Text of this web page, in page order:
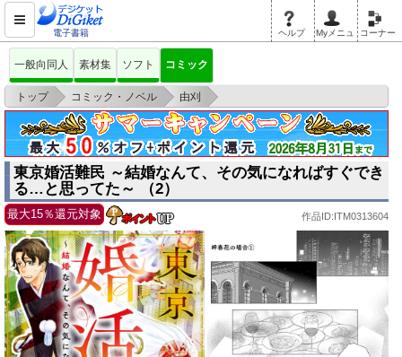
電子書籍 ヘルプ Myメニュ コーナー
一般向同人 素材集 ソフト コミック
トップ > コミック・ノベル > 由刈
>
東京婚活難民 ～結婚なんて、その気になればすぐできる…と思ってた～
（2）
東京婚活難民 ～結婚なんて、その気になればすぐでき
る…と思ってた～ （2）
最大15％還元対象 作品ID:ITM0313604